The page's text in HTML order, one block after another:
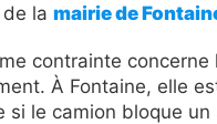
la mairie de
contrainte concerne
À Fontaine, elle
si le camion bloque un